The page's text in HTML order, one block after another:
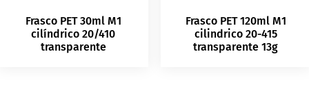
Frasco PET 30ml M1
cilíndrico 20/410
transparente
Frasco PET 120ml M1
cilindrico 20-415
transparente 13g